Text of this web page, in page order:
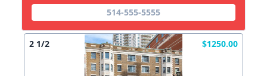
514-555-5555
2 1/2 $1250.00
X Fermer Envoyez